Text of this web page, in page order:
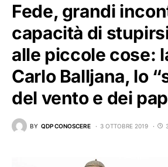
Fede, grandi
capacità di
alle piccole cose:
Carlo Balljana, lo
del vento e dei
BY QDP CONOSCERE 3 OTTOBRE 2019